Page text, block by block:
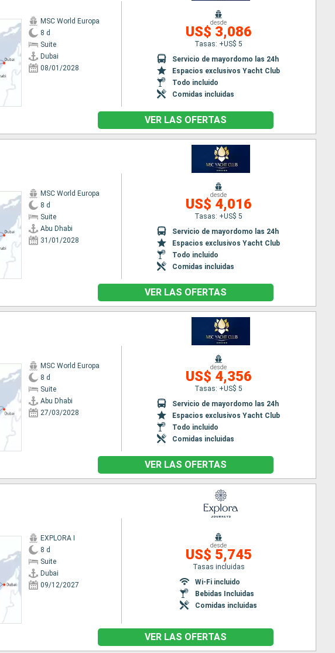
MSC World Europa
8 d
Suite
Dubai
08/01/2028
desde
US$ 3,086
Tasas: +US$ 5
Servicio de mayordomo las 24h
Espacios exclusivos Yacht Club
Todo incluido
Comidas incluidas
VER LAS OFERTAS
MSC World Europa
8 d
Suite
Abu Dhabi
31/01/2028
desde
US$ 4,016
Tasas: +US$ 5
Servicio de mayordomo las 24h
Espacios exclusivos Yacht Club
Todo incluido
Comidas incluidas
VER LAS OFERTAS
MSC World Europa
8 d
Suite
Abu Dhabi
27/03/2028
desde
US$ 4,356
Tasas: +US$ 5
Servicio de mayordomo las 24h
Espacios exclusivos Yacht Club
Todo incluido
Comidas incluidas
VER LAS OFERTAS
EXPLORA I
8 d
Suite
Dubai
09/12/2027
desde
US$ 5,745
Tasas incluidas
Wi-Fi incluido
Bebidas Incluidas
Comidas incluidas
VER LAS OFERTAS